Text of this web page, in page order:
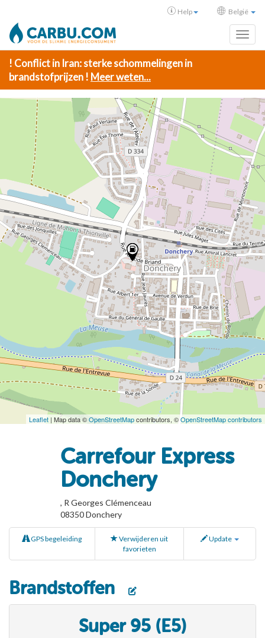
Help België
! Conflict in Iran: sterke schommelingen in
brandstofprijzen ! Meer weten...
Leaflet | Map data ©OpenStreetMapcontributors, ©OpenStreetMap contributors
Carrefour Express
Donchery
, R Georges Clémenceau
08350Donchery
GPS begeleiding
Verwijderen uit
favorieten
Update
Brandstoffen
Super 95 (E5)